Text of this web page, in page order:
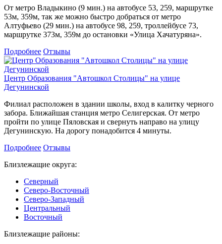
От метро Владыкино (9 мин.) на автобусе 53, 259, маршрутке
53м, 359м, так же можно быстро добраться от метро
Алтуфьево (29 мин.) на автобусе 98, 259, троллейбусе 73,
маршрутке 373м, 359м до остановки «Улица Хачатуряна».
Подробнее Отзывы
Центр Образования "Автошкол Столицы" на улице
Дегунинской
Филиал расположен в здании школы, вход в калитку черного
забора. Ближайшая станция метро Селигерская. От метро
пройти по улице Пяловская и свернуть направо на улицу
Дегунинскую. На дорогу понадобится 4 минуты.
Подробнее Отзывы
Близлежащие округа:
Северный
Северо-Восточный
Северо-Западный
Центральный
Восточный
Близлежащие районы: